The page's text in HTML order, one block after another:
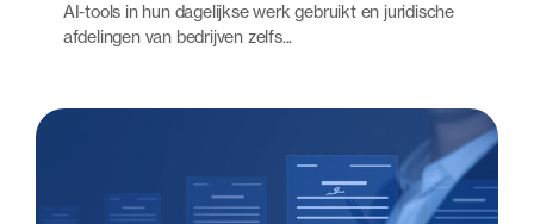
AI-tools in hun dagelijkse werk gebruikt en juridische
afdelingen van bedrijven zelfs...